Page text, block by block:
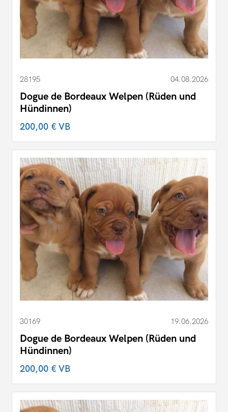
28195 04.08.2026
Dogue de Bordeaux Welpen (Rüden und
Hündinnen)
200,00 €VB
30169 19.06.2026
Dogue de Bordeaux Welpen (Rüden und
Hündinnen)
200,00 €VB